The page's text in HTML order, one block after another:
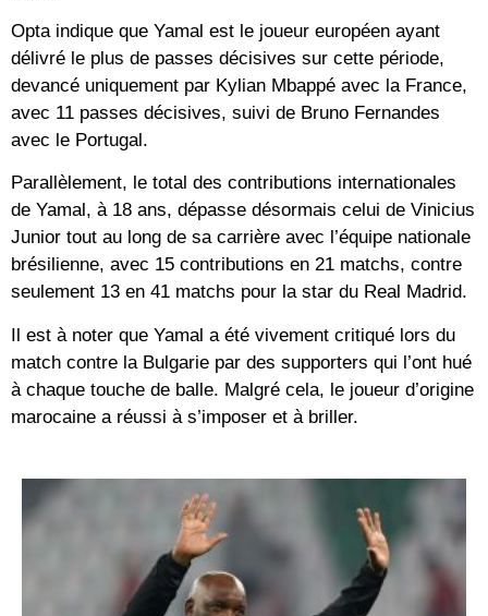
Opta indique que Yamal est le joueur européen ayant
délivré le plus de passes décisives sur cette période,
devancé uniquement par Kylian Mbappé avec la France,
avec 11 passes décisives, suivi de Bruno Fernandes
avec le Portugal.
Parallèlement, le total des contributions internationales
de Yamal, à 18 ans, dépasse désormais celui de Vinicius
Junior tout au long de sa carrière avec l’équipe nationale
brésilienne, avec 15 contributions en 21 matchs, contre
seulement 13 en 41 matchs pour la star du Real Madrid.
Il est à noter que Yamal a été vivement critiqué lors du
match contre la Bulgarie par des supporters qui l’ont hué
à chaque touche de balle. Malgré cela, le joueur d’origine
marocaine a réussi à s’imposer et à briller.